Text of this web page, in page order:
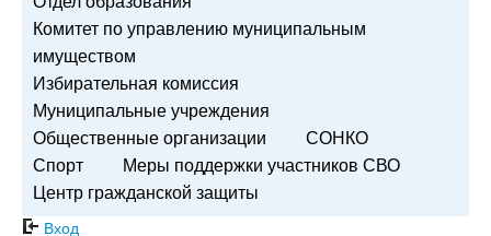
Комитет по управлению муниципальным
имуществом
Избирательная комиссия
Муниципальные учреждения
Общественные организации
СОНКО
Спорт
Меры поддержки участников СВО
Центр гражданской защиты
Вход